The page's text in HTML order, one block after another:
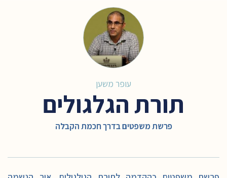
עופר משען
תורת הגלגולים
פרשת משפטים בדרך חכמת הקבלה